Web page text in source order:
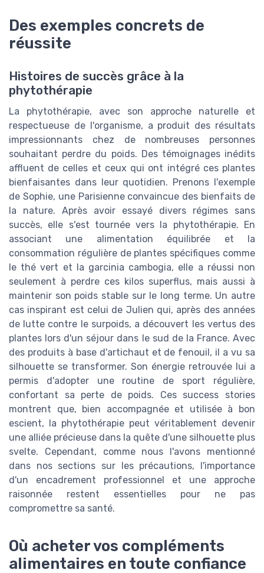
Des exemples concrets de
réussite
Histoires de succès grâce à la
phytothérapie
La phytothérapie, avec son approche naturelle et
respectueuse de l'organisme, a produit des résultats
impressionnants chez de nombreuses personnes
souhaitant perdre du poids. Des témoignages inédits
affluent de celles et ceux qui ont intégré ces plantes
bienfaisantes dans leur quotidien. Prenons l'exemple
de Sophie, une Parisienne convaincue des bienfaits de
la nature. Après avoir essayé divers régimes sans
succès, elle s'est tournée vers la phytothérapie. En
associant une alimentation équilibrée et la
consommation régulière de plantes spécifiques comme
le thé vert et la garcinia cambogia, elle a réussi non
seulement à perdre ces kilos superflus, mais aussi à
maintenir son poids stable sur le long terme. Un autre
cas inspirant est celui de Julien qui, après des années
de lutte contre le surpoids, a découvert les vertus des
plantes lors d'un séjour dans le sud de la France. Avec
des produits à base d'artichaut et de fenouil, il a vu sa
silhouette se transformer. Son énergie retrouvée lui a
permis d'adopter une routine de sport régulière,
confortant sa perte de poids. Ces success stories
montrent que, bien accompagnée et utilisée à bon
escient, la phytothérapie peut véritablement devenir
une alliée précieuse dans la quête d'une silhouette plus
svelte. Cependant, comme nous l'avons mentionné
dans nos sections sur les précautions, l'importance
d'un encadrement professionnel et une approche
raisonnée restent essentielles pour ne pas
compromettre sa santé.
Où acheter vos compléments
alimentaires en toute confiance